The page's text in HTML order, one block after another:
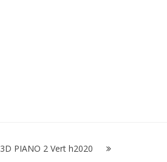
3D PIANO 2 Vert h2020